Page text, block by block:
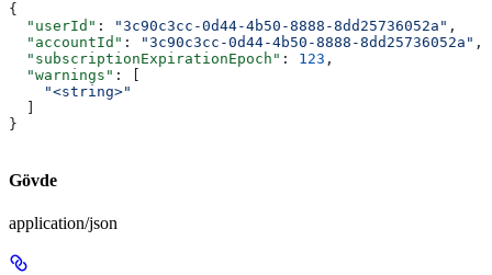
{
  "userId"
: "3c90c3cc-0d44-4b50-8888-8dd25736052a" ,
  "accountId"
: "3c90c3cc-0d44-4b50-8888-8dd25736052a" ,
  "subscriptionExpirationEpoch"
: 123 ,
  "warnings"
: [
    "<string>"
}
Gövde
application/json